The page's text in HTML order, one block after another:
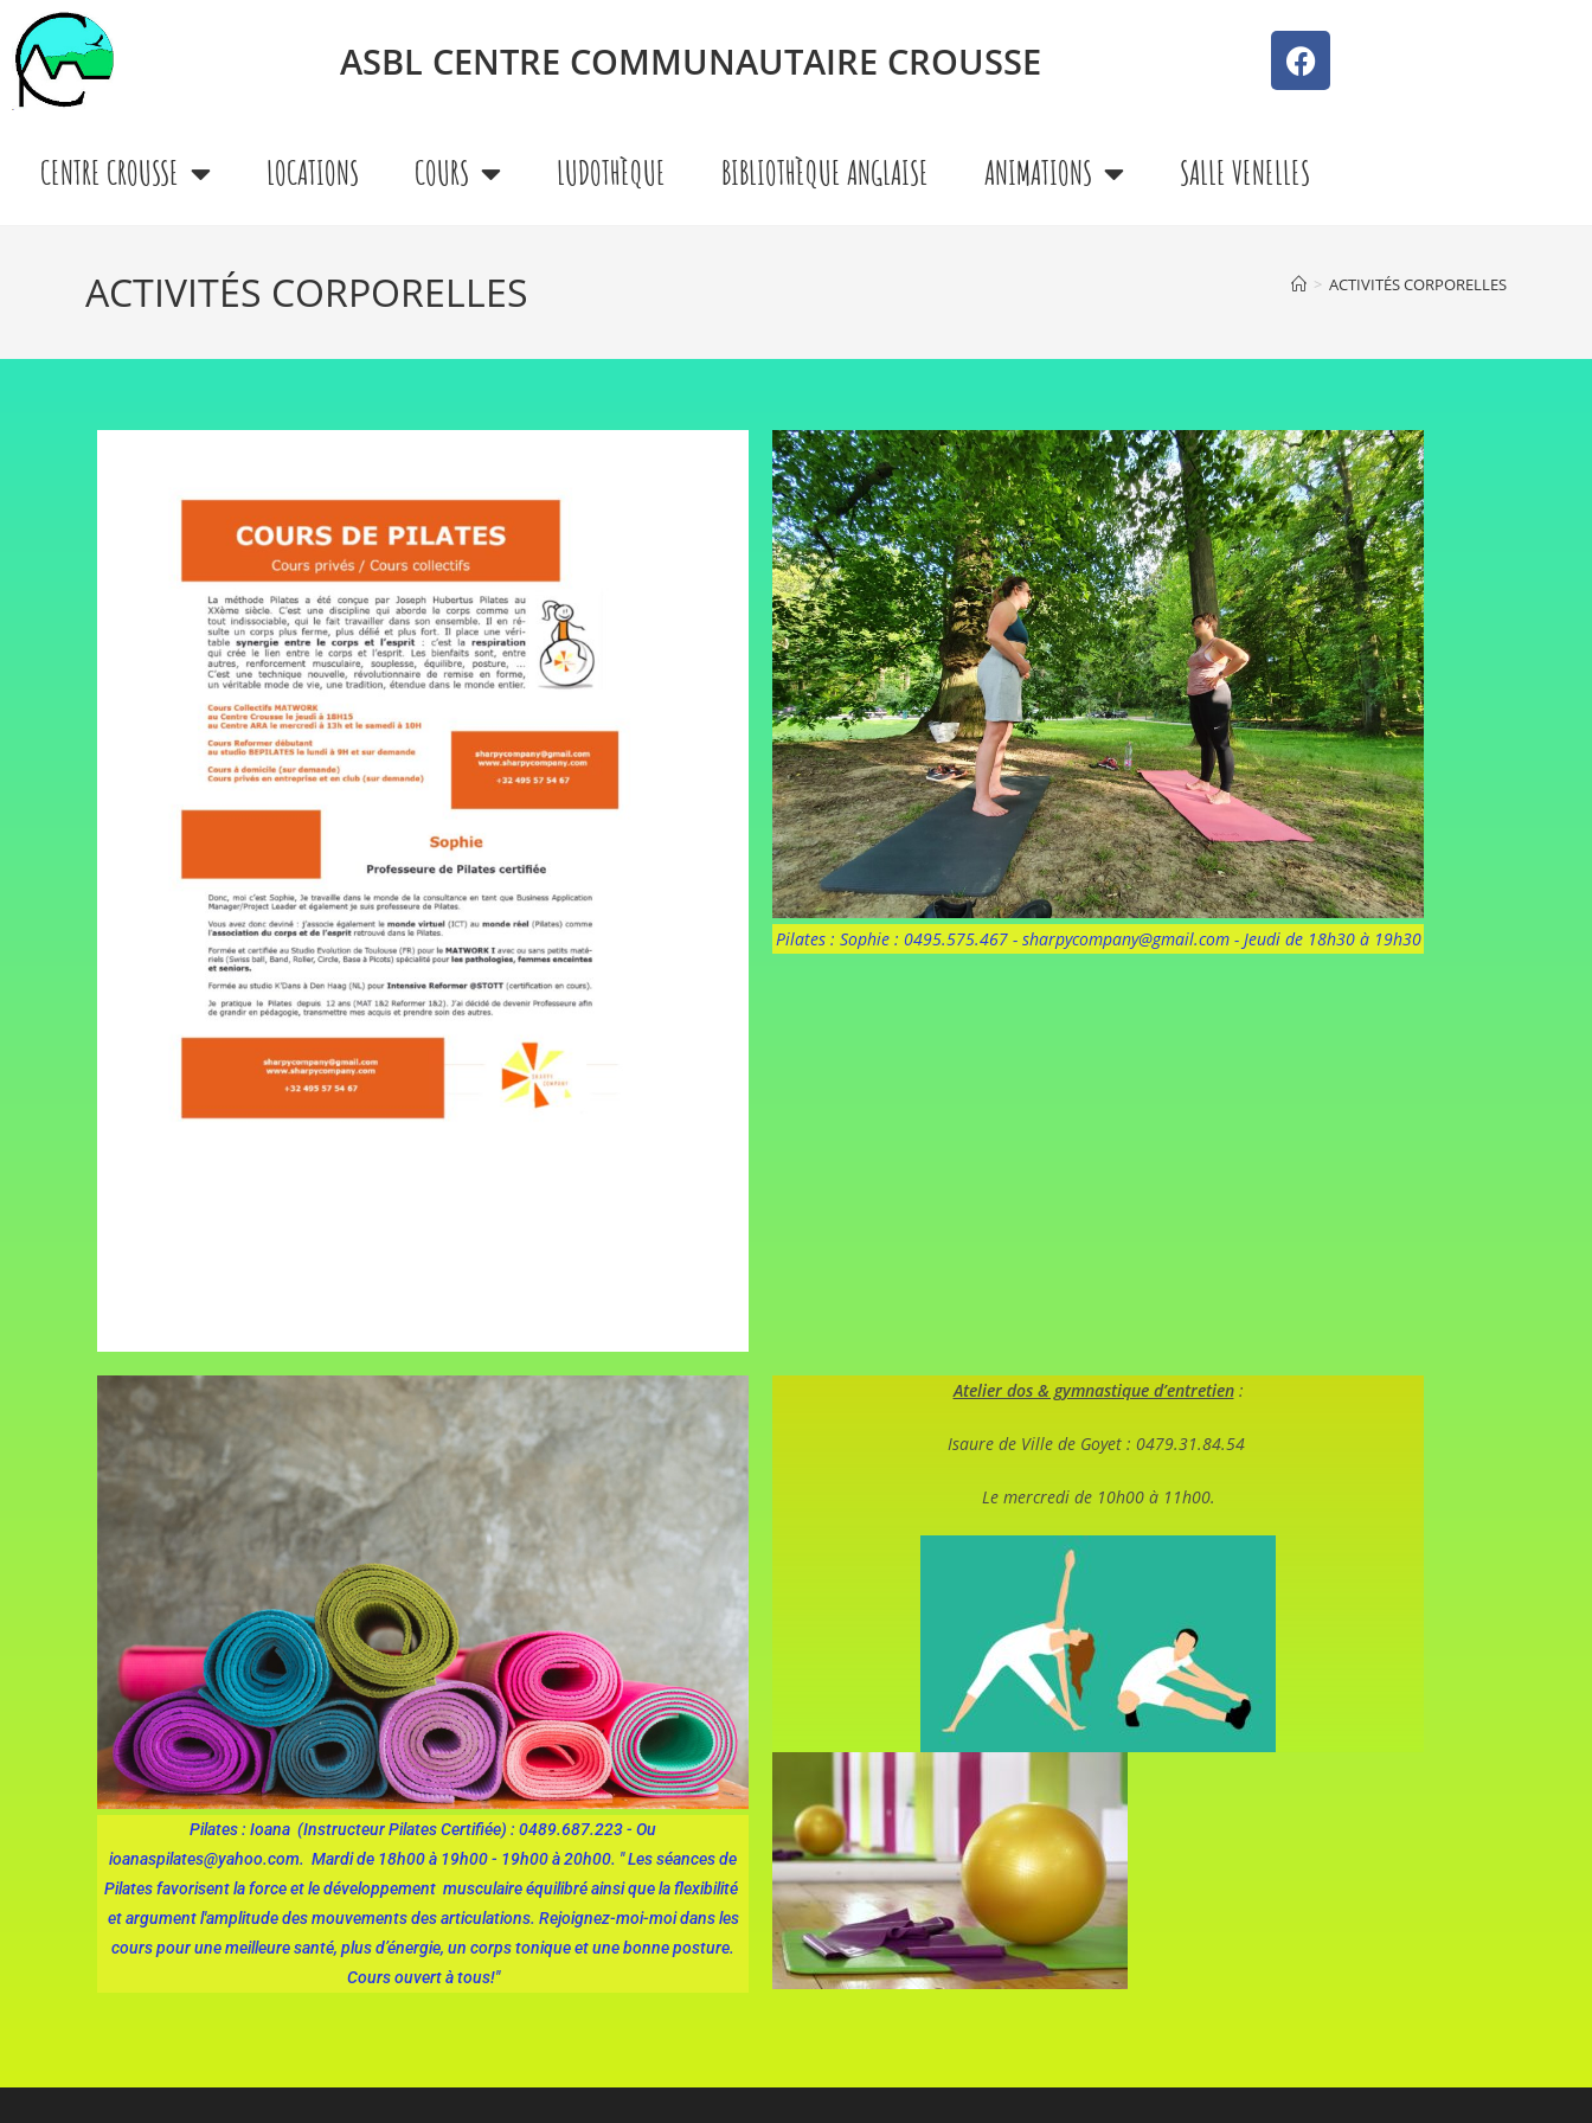
ASBL CENTRE COMMUNAUTAIRE CROUSSE
CENTRE CROUSSE LOCATIONS COURS LUDOTHÈQUE BIBLIOTHÈQUE ANGLAISE ANIMATIONS SALLE VENELLES
ACTIVITÉS CORPORELLES > ACTIVITÉS CORPORELLES
Pilates : Sophie : 0495.575.467 - sharpycompany@gmail.com - Jeudi de 18h30 à 19h30
Pilates : Ioana (Instructeur Pilates Certifiée) : 0489.687.223 - Ou
ioanaspilates@yahoo.com. Mardi de 18h00 à 19h00 - 19h00 à 20h00. " Les séances de
Pilates favorisent la force et le développement musculaire équilibré ainsi que la flexibilité
et argument l'amplitude des mouvements des articulations. Rejoignez-moi-moi dans les
cours pour une meilleure santé, plus d’énergie, un corps tonique et une bonne posture.
Cours ouvert à tous!"
Atelier dos & gymnastique d’entretien:
Isaure de Ville de Goyet : 0479.31.84.54
Le mercredi de 10h00 à 11h00.